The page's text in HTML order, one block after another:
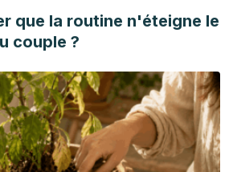
que la routine n'éteigne le
couple ?